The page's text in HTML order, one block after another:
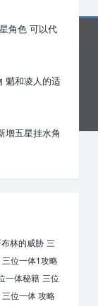
角色 可以代
魈和凌人的适
增五星挂水角
林的威胁 三
三位一体1攻略
一体秘籍 三位
三位一体 攻略